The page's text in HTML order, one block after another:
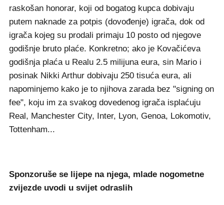
raskošan honorar, koji od bogatog kupca dobivaju
putem naknade za potpis (dovođenje) igrača, dok od
igrača kojeg su prodali primaju 10 posto od njegove
godišnje bruto plaće. Konkretno; ako je Kovačićeva
godišnja plaća u Realu 2.5 milijuna eura, sin Mario i
posinak Nikki Arthur dobivaju 250 tisuća eura, ali
napominjemo kako je to njihova zarada bez "signing on
fee", koju im za svakog dovedenog igrača isplaćuju
Real, Manchester City, Inter, Lyon, Genoa, Lokomotiv,
Tottenham...
Sponzoruše se lijepe na njega, mlade nogometne
zvijezde uvodi u svijet odraslih